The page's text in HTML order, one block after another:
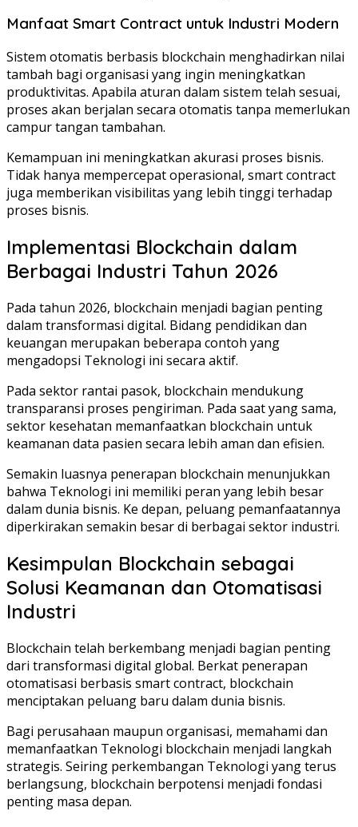
Manfaat Smart Contract untuk Industri Modern
Sistem otomatis berbasis blockchain menghadirkan nilai
tambah bagi organisasi yang ingin meningkatkan
produktivitas. Apabila aturan dalam sistem telah sesuai,
proses akan berjalan secara otomatis tanpa memerlukan
campur tangan tambahan.
Kemampuan ini meningkatkan akurasi proses bisnis.
Tidak hanya mempercepat operasional, smart contract
juga memberikan visibilitas yang lebih tinggi terhadap
proses bisnis.
Implementasi Blockchain dalam
Berbagai Industri Tahun 2026
Pada tahun 2026, blockchain menjadi bagian penting
dalam transformasi digital. Bidang pendidikan dan
keuangan merupakan beberapa contoh yang
mengadopsi Teknologi ini secara aktif.
Pada sektor rantai pasok, blockchain mendukung
transparansi proses pengiriman. Pada saat yang sama,
sektor kesehatan memanfaatkan blockchain untuk
keamanan data pasien secara lebih aman dan efisien.
Semakin luasnya penerapan blockchain menunjukkan
bahwa Teknologi ini memiliki peran yang lebih besar
dalam dunia bisnis. Ke depan, peluang pemanfaatannya
diperkirakan semakin besar di berbagai sektor industri.
Kesimpulan Blockchain sebagai
Solusi Keamanan dan Otomatisasi
Industri
Blockchain telah berkembang menjadi bagian penting
dari transformasi digital global. Berkat penerapan
otomatisasi berbasis smart contract, blockchain
menciptakan peluang baru dalam dunia bisnis.
Bagi perusahaan maupun organisasi, memahami dan
memanfaatkan Teknologi blockchain menjadi langkah
strategis. Seiring perkembangan Teknologi yang terus
berlangsung, blockchain berpotensi menjadi fondasi
penting masa depan.